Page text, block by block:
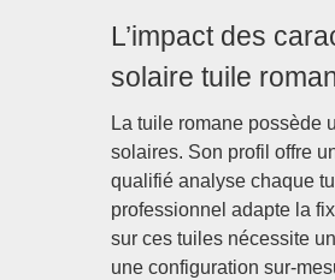
L’impact des
solaire tuile
La tuile romane possède
solaires. Son profil offre
qualifié analyse chaque
professionnel adapte la
sur ces tuiles nécessite
une configuration sur-